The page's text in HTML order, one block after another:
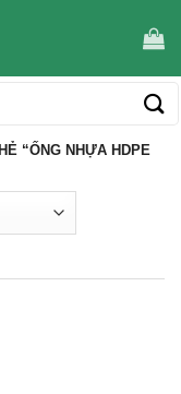
“ỐNG NHỰA HDPE